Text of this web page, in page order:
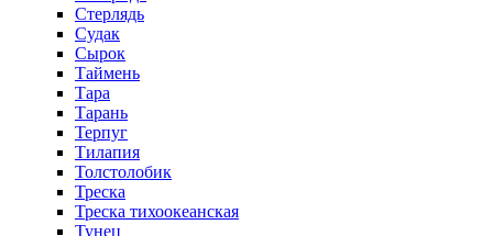
Стерлядь
Судак
Сырок
Таймень
Тара
Тарань
Терпуг
Тилапия
Толстолобик
Треска
Треска тихоокеанская
Тунец